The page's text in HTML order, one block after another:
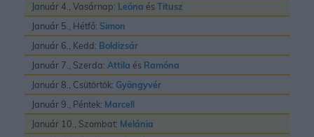
Január 4., Vasárnap: Leóna ésTitusz
Január 5., Hétfő: Simon
Január 6., Kedd: Boldizsár
Január 7., Szerda: Attila és Ramóna
Január 8., Csütörtök: Gyöngyvér
Január 9., Péntek: Marcell
Január 10., Szombat: Melánia